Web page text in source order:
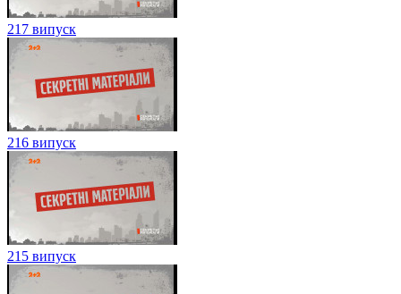
217 випуск
216 випуск
215 випуск